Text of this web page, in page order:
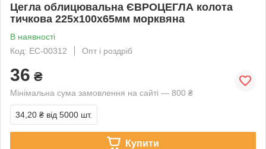
Цегла облицювальна ЄВРОЦЕГЛА колота
тичкова 225х100х65мм морквяна
В наявності
Код: EC-00312
Опт і роздріб
36 ₴
Мінімальна сума замовлення на сайті — 800 ₴
34,20 ₴ від 5000 шт.
Купити